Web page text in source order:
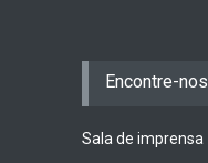
Encontre-nos
Sala de imprensa